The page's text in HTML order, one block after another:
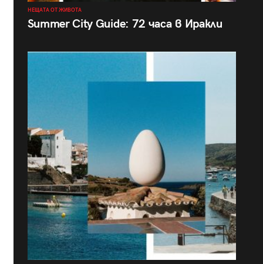
НЕЩАТА ОТ ЖИВОТА
Summer City Guide: 72 часа в Иракли